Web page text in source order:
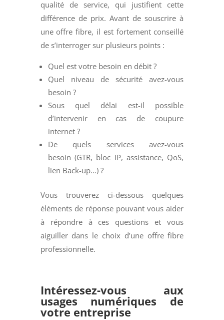
qualité de service, qui justifient cette
différence de prix. Avant de souscrire à
une offre fibre, il est fortement conseillé
de s’interroger sur plusieurs points :
Quel est votre besoin en débit ?
Quel niveau de sécurité avez-vous
besoin ?
Sous quel délai est-il possible
d’intervenir en cas de coupure
internet ?
De quels services avez-vous
besoin (GTR, bloc IP, assistance, QoS,
lien Back-up…) ?
Vous trouverez ci-dessous quelques
éléments de réponse pouvant vous aider
à répondre à ces questions et vous
aiguiller dans le choix d’une offre fibre
professionnelle.
Intéressez-vous aux
usages numériques de
votre entreprise